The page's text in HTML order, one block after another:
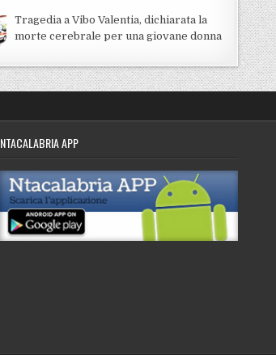
Tragedia a Vibo Valentia, dichiarata la
morte cerebrale per una giovane donna
NTACALABRIA APP